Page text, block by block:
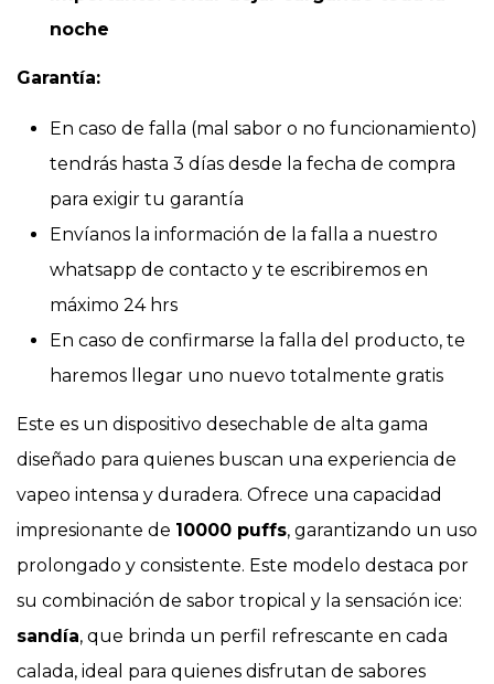
noche
Garantía:
En caso de falla (mal sabor o no funcionamiento)
tendrás hasta 3 días desde la fecha de compra
para exigir tu garantía
Envíanos la información de la falla a nuestro
whatsapp de contacto y te escribiremos en
máximo 24 hrs
En caso de confirmarse la falla del producto, te
haremos llegar uno nuevo totalmente gratis
Este es un dispositivo desechable de alta gama
diseñado para quienes buscan una experiencia de
vapeo intensa y duradera. Ofrece una capacidad
impresionante de 10000 puffs, garantizando un uso
prolongado y consistente. Este modelo destaca por
su combinación de sabor tropical y la sensación ice:
sandía, que brinda un perfil refrescante en cada
calada, ideal para quienes disfrutan de sabores